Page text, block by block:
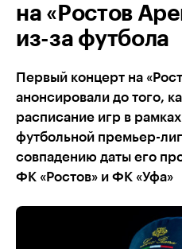
на «Ростов
из-за футбола
Первый концерт на
анонсировали до того,
расписание игр в
футбольной премьер-
совпадению даты его
ФК «Ростов» и ФК «Уфа»